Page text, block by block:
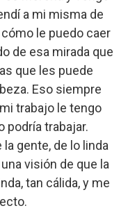
a mi misma de
le puedo caer
de esa mirada que
que les puede
Eso siempre
trabajo le tengo
podría trabajar.
gente, de lo linda
visión de que la
tan cálida, y me